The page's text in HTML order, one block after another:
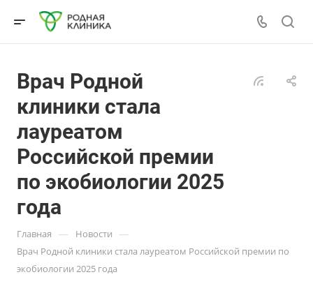
Врач Родной
клиники стала
лауреатом
Российской премии
по экобиологии 2025
года
Главная — Новости —
Врач Родной клиники стала лауреатом Российской премии по
экобиологии 2025 года